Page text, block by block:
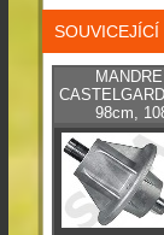
98cm,